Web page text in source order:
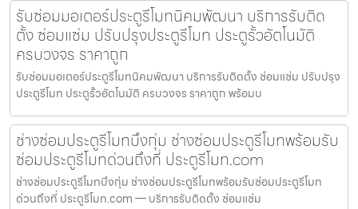
รับซ่อมมอเตอร์ประตูรีโมทนิคมพัฒนา บริการรับติด
ตั้ง ซ่อมแซ่ม ปรับปรุงประตูรีโมท ประตูรั้วอัตโนมัติ
ครบวงจร ราคาถูก
รับซ่อมมอเตอร์ประตูรีโมทนิคมพัฒนา บริการรับติดตั้ง ซ่อมแซ่ม ปรับปรุง
ประตูรีโมท ประตูรั้วอัตโนมัติ ครบวงจร ราคาถูก พร้อมบ
ช่างซ่อมประตูรีโมทบึงกุ่ม ช่างซ่อมประตูรีโมทพร้อมรับ
ซ่อมประตูรีโมทด่วนถึงที่ ประตูรีโมท.com
ช่างซ่อมประตูรีโมทบึงกุ่ม ช่างซ่อมประตูรีโมทพร้อมรับซ่อมประตูรีโมท
ด่วนถึงที่ ประตูรีโมท.com — บริการรับติดตั้ง ซ่อมแซ่ม